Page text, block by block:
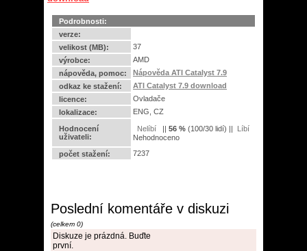
Podrobnosti:
verze:
velikost (MB):
37
výrobce:
AMD
nápověda, pomoc:
Nápověda ATI Catalyst 7.9
odkaz ke stažení:
ATI Catalyst 7.9 download
licence:
Ovladače
lokalizace:
ENG, CZ
Hodnocení
uživateli:
|| 56 % (100/30 lidí) ||
Nehodnoceno
počet stažení:
7237
Poslední komentáře v diskuzi
(celkem 0)
Diskuze je prázdná. Buďte
první.